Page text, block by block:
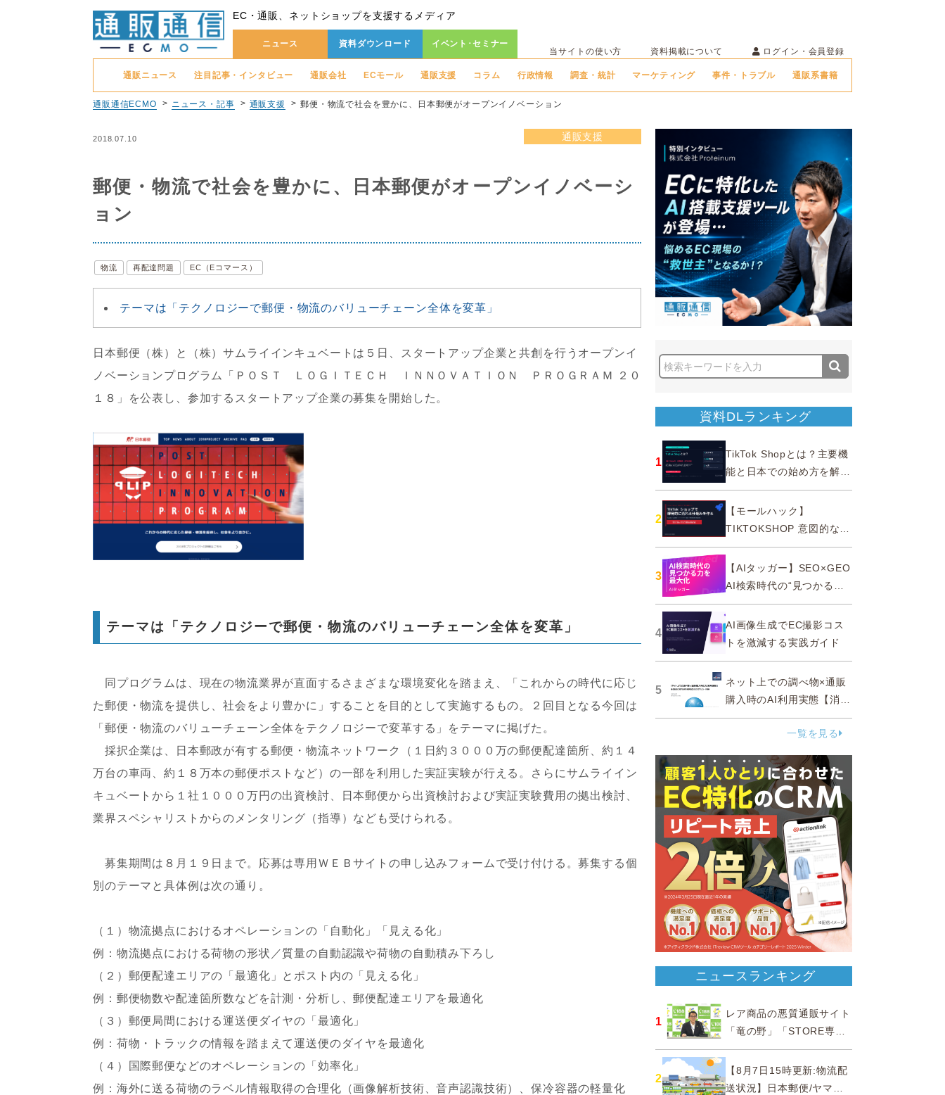
EC・通販、ネットショップを支援するメディア
ニュース 資料ダウンロード イベント･セミナー
当サイトの使い方 資料掲載について ログイン・会員登録
通販ニュース 注目記事・インタビュー 通販会社 ECモール 通販支援 コラム 行政情報 調査・統計 マーケティング 事件・トラブル 通販系書籍
通販通信ECMO ニュース・記事 通販支援 郵便・物流で社会を豊かに、日本郵便がオープンイノベーション
2018.07.10 通販支援
郵便・物流で社会を豊かに、日本郵便がオープンイノベーシ
ョン
物流 再配達問題 EC（Eコマース）
テーマは「テクノロジーで郵便・物流のバリューチェーン全体を変革」
日本郵便（株）と（株）サムライインキュベートは５日、スタートアップ企業と共創を行うオープンイ
ノベーションプログラム「ＰＯＳＴ ＬＯＧＩＴＥＣＨ ＩＮＮＯＶＡＴＩＯＮ ＰＲＯＧＲＡＭ ２０
１８」を公表し、参加するスタートアップ企業の募集を開始した。
テーマは「テクノロジーで郵便・物流のバリューチェーン全体を変革」
同プログラムは、現在の物流業界が直面するさまざまな環境変化を踏まえ、「これからの時代に応じ
た郵便・物流を提供し、社会をより豊かに」することを目的として実施するもの。２回目となる今回は
「郵便・物流のバリューチェーン全体をテクノロジーで変革する」をテーマに掲げた。
採択企業は、日本郵政が有する郵便・物流ネットワーク（１日約３０００万の郵便配達箇所、約１４
万台の車両、約１８万本の郵便ポストなど）の一部を利用した実証実験が行える。さらにサムライイン
キュベートから１社１０００万円の出資検討、日本郵便から出資検討および実証実験費用の拠出検討、
業界スペシャリストからのメンタリング（指導）なども受けられる。
募集期間は８月１９日まで。応募は専用ＷＥＢサイトの申し込みフォームで受け付ける。募集する個
別のテーマと具体例は次の通り。
（１）物流拠点におけるオペレーションの「自動化」「見える化」
例：物流拠点における荷物の形状／質量の自動認識や荷物の自動積み下ろし
（２）郵便配達エリアの「最適化」とポスト内の「見える化」
例：郵便物数や配達箇所数などを計測・分析し、郵便配達エリアを最適化
（３）郵便局間における運送便ダイヤの「最適化」
例：荷物・トラックの情報を踏まえて運送便のダイヤを最適化
（４）国際郵便などのオペレーションの「効率化」
例：海外に送る荷物のラベル情報取得の合理化（画像解析技術、音声認識技術）、保冷容器の軽量化
資料DLランキング
1
TikTok Shopとは？主要機
能と日本での始め方を解説
｜公式認定パートナー
2
【モールハック】
TIKTOKSHOP 意図的なバ
ズを生む法則
3
【AIタッガー】SEO×GEO
AI検索時代の“見つかる
力”を最大化
4
AI画像生成でEC撮影コス
トを激減する実践ガイド
5
ネット上での調べ物×通販
購入時のAI利用実態【消費
者調査 2025】
一覧を見る
ニュースランキング
1
レア商品の悪質通販サイト
「竜の野」「STORE専門
ショップ」などに注意…消
費者庁
2
【8月7日15時更新:物流配
送状況】日本郵便/ヤマト